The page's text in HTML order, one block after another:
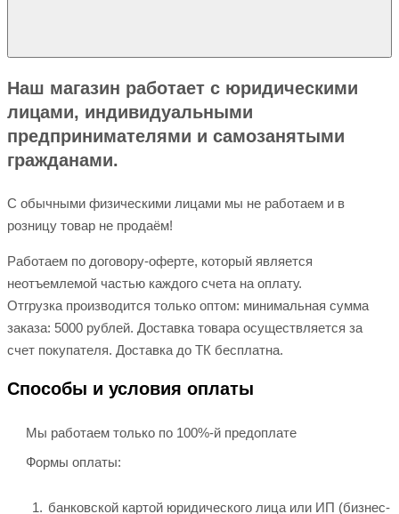
Наш магазин работает с юридическими
лицами, индивидуальными
предпринимателями и самозанятыми
гражданами.
С обычными физическими лицами мы не работаем и в
розницу товар не продаём!
Работаем по договору-оферте, который является
неотъемлемой частью каждого счета на оплату.
Отгрузка производится только оптом: минимальная сумма
заказа: 5000 рублей. Доставка товара осуществляется за
счет покупателя. Доставка до ТК бесплатна.
Способы и условия оплаты
Мы работаем только по 100%-й предоплате
Формы оплаты:
банковской картой юридического лица или ИП (бизнес-